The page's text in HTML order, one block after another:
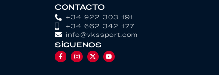
CONTACTO
+34 922 303 191
+34 662 342 177
info@vkssport.com
SÍGUENOS